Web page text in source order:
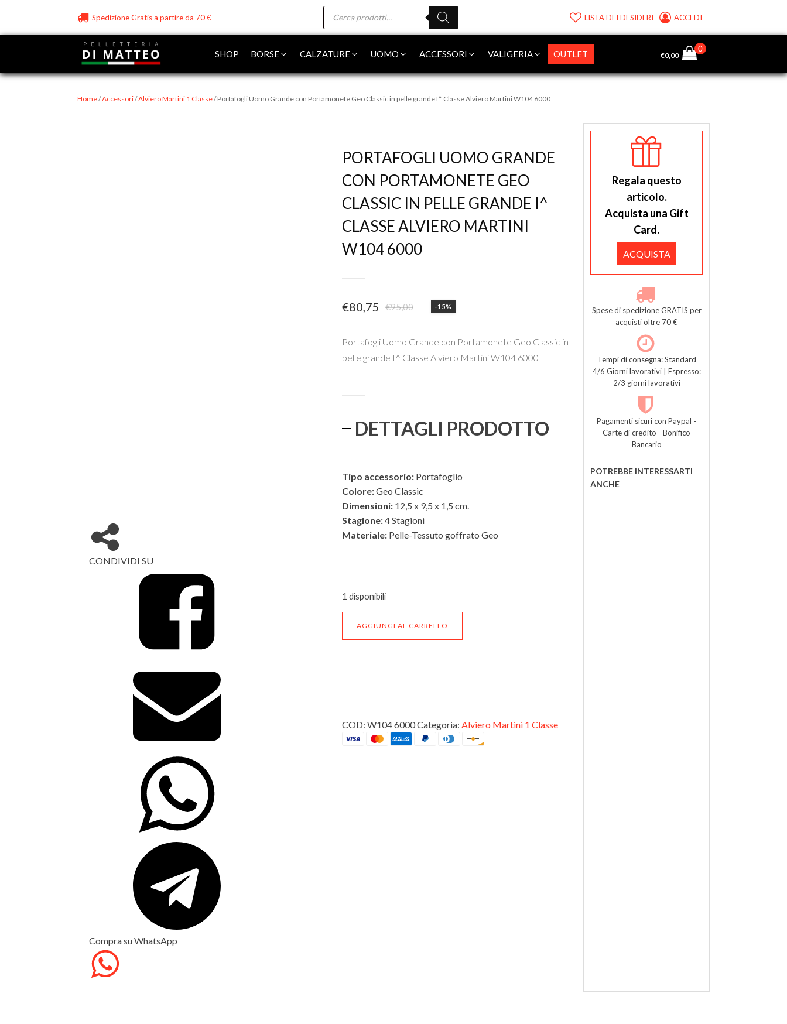
Spedizione Gratis a partire da 70 €
Products
LISTA DEI DESIDERI ACCEDI
SHOP BORSE CALZATURE UOMO ACCESSORI VALIGERIA OUTLET €0,00
Home/Accessori/Alviero Martini 1 Classe/ Portafogli Uomo Grande con Portamonete Geo Classic in pelle grande I^ Classe Alviero Martini W104 6000
CONDIVIDI SU
Compra su WhatsApp
PORTAFOGLI UOMO GRANDE
CON PORTAMONETE GEO
CLASSIC IN PELLE GRANDE I^
CLASSE ALVIERO MARTINI
W104 6000
€95,00
Il
originale
€80,75
Il
attuale
-15%
Portafogli Uomo Grande con Portamonete Geo Classic in
pelle grande I^ Classe Alviero Martini W104 6000
DETTAGLI PRODOTTO
Tipo accessorio: Portafoglio
Colore:Geo Classic
Dimensioni: 12,5 x 9,5 x 1,5 cm.
Stagione:4 Stagioni
Materiale: Pelle-Tessuto goffrato Geo
INTERNO
1 disponibili
Portafogli
grande
AGGIUNGI AL CARRELLO
COD: W104 6000Categoria: Alviero Martini 1 Classe
Regala questo
articolo.
Acquista una Gift
Card.
ACQUISTA
Spese di spedizione GRATIS per
acquisti oltre 70 €
Tempi di consegna: Standard
4/6 Giorni lavorativi | Espresso:
2/3 giorni lavorativi
Pagamenti sicuri con Paypal -
Carte di credito - Bonifico
Bancario
POTREBBE INTERESSARTI
ANCHE